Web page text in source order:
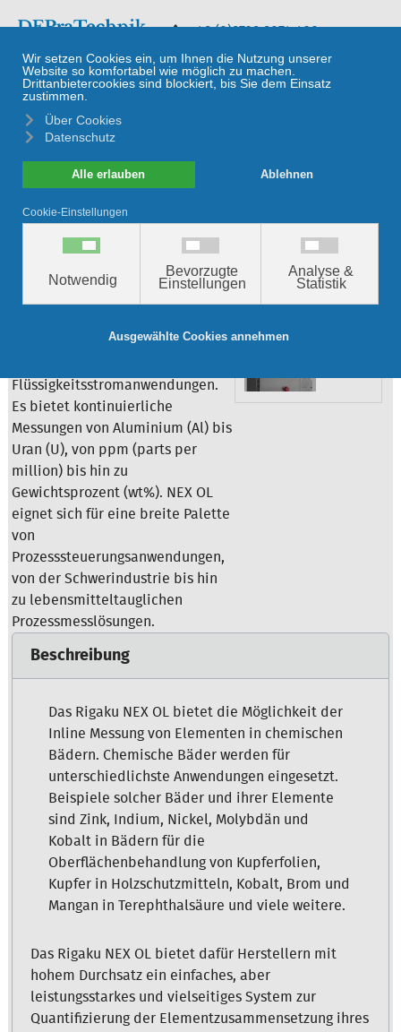
+49 (0)9729 9074 420 ≡
Röntgenfluoreszenzanalyse
Rigaku NEX OL
Elementaranalysator
für flüssige
Prozessströme
Flüssigkeitsstromanwendungen.
Es bietet kontinuierliche
Messungen von Aluminium (Al) bis
Uran (U), von ppm (parts per
million) bis hin zu
Gewichtsprozent (wt%). NEX OL
eignet sich für eine breite Palette
von
Prozesssteuerungsanwendungen,
von der Schwerindustrie bis hin
zu lebensmitteltauglichen
Prozessmesslösungen.
Beschreibung
Das Rigaku NEX OL bietet die Möglichkeit der
Inline Messung von Elementen in chemischen
Bädern. Chemische Bäder werden für
unterschiedlichste Anwendungen eingesetzt.
Beispiele solcher Bäder und ihrer Elemente
sind Zink, Indium, Nickel, Molybdän und
Kobalt in Bädern für die
Oberflächenbehandlung von Kupferfolien,
Kupfer in Holzschutzmitteln, Kobalt, Brom und
Mangan in Terephthalsäure und viele weitere.
Das Rigaku NEX OL bietet dafür Herstellern mit
hohem Durchsatz ein einfaches, aber
leistungsstarkes und vielseitiges System zur
Quantifizierung der Elementzusammensetzung ihres